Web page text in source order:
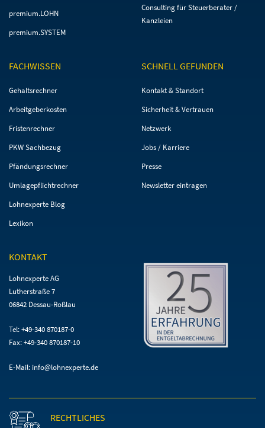
premium.LOHN
premium.SYSTEM
Consulting für Steuerberater /
Kanzleien
FACHWISSEN
Navigation
Gehaltsrechner
Arbeitgeberkosten
Fristenrechner
PKW Sachbezug
Pfändungsrechner
Umlagepflichtrechner
Lohnexperte Blog
Lexikon
SCHNELL GEFUNDEN
Navigation
Kontakt & Standort
Sicherheit & Vertrauen
Netzwerk
Jobs / Karriere
Presse
Newsletter eintragen
KONTAKT
Lohnexperte AG
Lutherstraße 7
06842 Dessau-Roßlau
Tel: +49-340 870187-0
Fax: +49-340 870187-10
E-Mail: info@lohnexperte.de
RECHTLICHES